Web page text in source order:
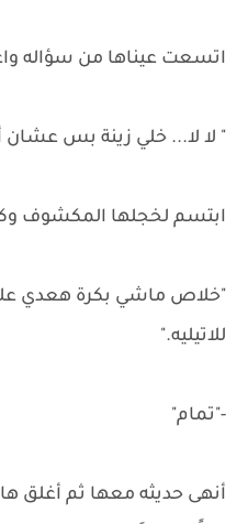
اتسعت عيناها من سؤاله
" لا لا... خلي زينة بس عشان
ابتسم لخجلها المكشوف
"خلاص ماشي بكرة هعدي
للاتيليه."
-"تمام"
أنهى حديثه معها ثم أغلق